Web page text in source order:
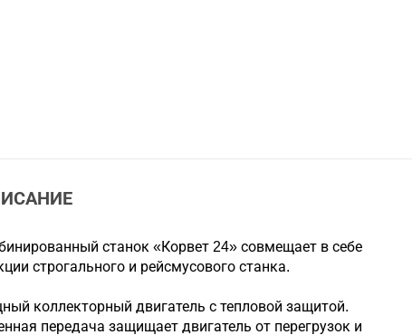
станок «Корвет 24» совмещает в себе
строгального и рейсмусового станка.
коллекторный двигатель с тепловой защитой.
передача защищает двигатель от перегрузок и